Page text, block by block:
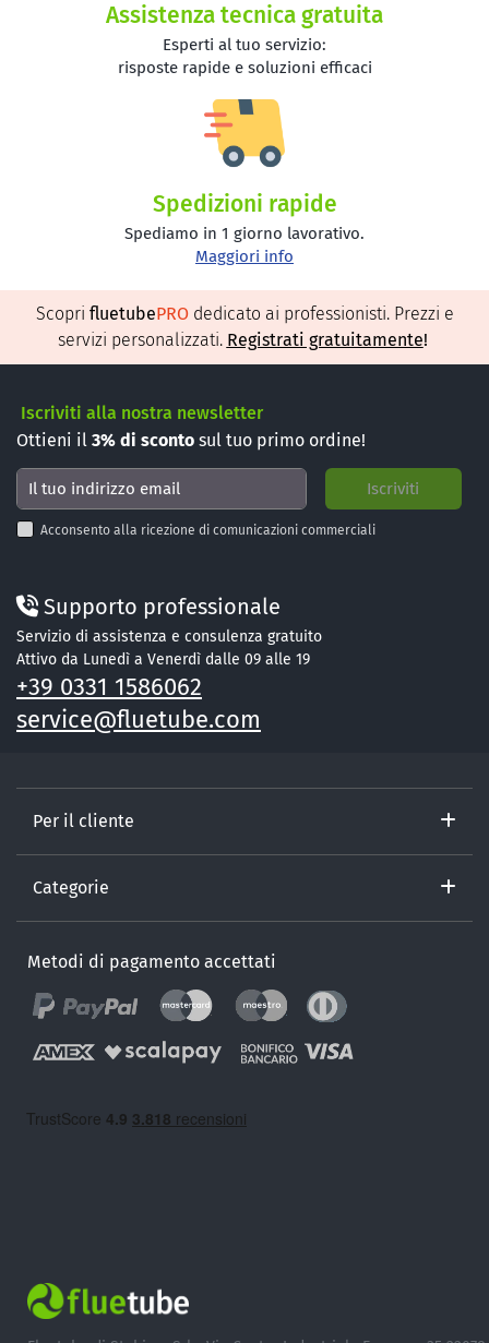
Assistenza tecnica gratuita
Esperti al tuo servizio:
risposte rapide e soluzioni efficaci
Spedizioni rapide
Spediamo in 1 giorno lavorativo.
Maggiori info
Scopri fluetubePRO dedicato ai professionisti. Prezzi e
servizi personalizzati. Registrati gratuitamente!
Iscriviti alla nostra newsletter
Ottieni il 3% di sconto sul tuo primo ordine!
Acconsento alla ricezione di comunicazioni commerciali
Supporto professionale
Servizio di assistenza e consulenza gratuito
Attivo da Lunedì a Venerdì dalle 09 alle 19
+39 0331 1586062
service@fluetube.com
Per il cliente
Categorie
Metodi di pagamento accettati